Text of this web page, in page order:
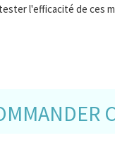
l'efficacité de ces